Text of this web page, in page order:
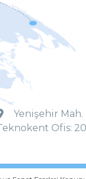
Yenişehir Mah.
Ofis: